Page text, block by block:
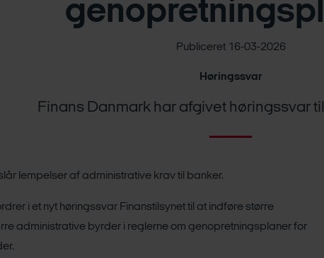
Publiceret 16-03-2026
Høringssvar
Finans Danmark har afgivet høringssvar
lempelser af administrative krav til banker.
i et nyt høringssvar Finanstilsynet til at indføre større
administrative byrder i reglerne om genopretningsplaner for